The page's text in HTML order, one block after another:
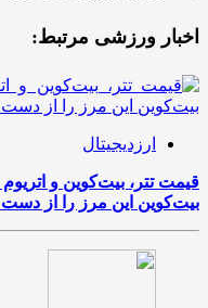
اخبار ورزشی مرتبط:
ارزدیجیتال
بیت‌کوین این مرز را از دست